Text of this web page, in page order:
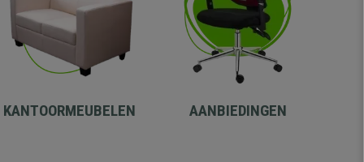
KANTOORMEUBELEN AANBIEDINGEN